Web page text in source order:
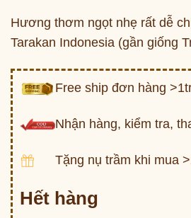
Hương thơm ngọt nhẹ rất dễ
Tarakan Indonesia (gần giống
Free ship đơn hàng
Nhận hàng, kiểm tra,
Tặng nụ trầm khi mua
Hết hàng